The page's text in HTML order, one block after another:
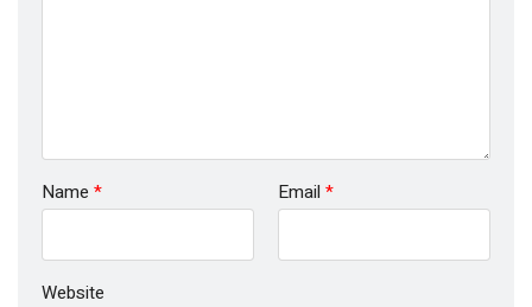
Name * Email *
Website